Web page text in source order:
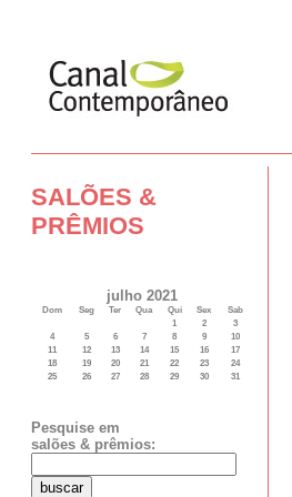
SALÕES &
PRÊMIOS
julho 2021
Dom Seg Ter Qua Qui Sex
Sab
1
2
3
4
5 6 7 8 9
10
11
12 13 14 15 16
17
18
19 20 21 22 23
24
25
26 27 28 29 30 31
Pesquise em
salões & prêmios: